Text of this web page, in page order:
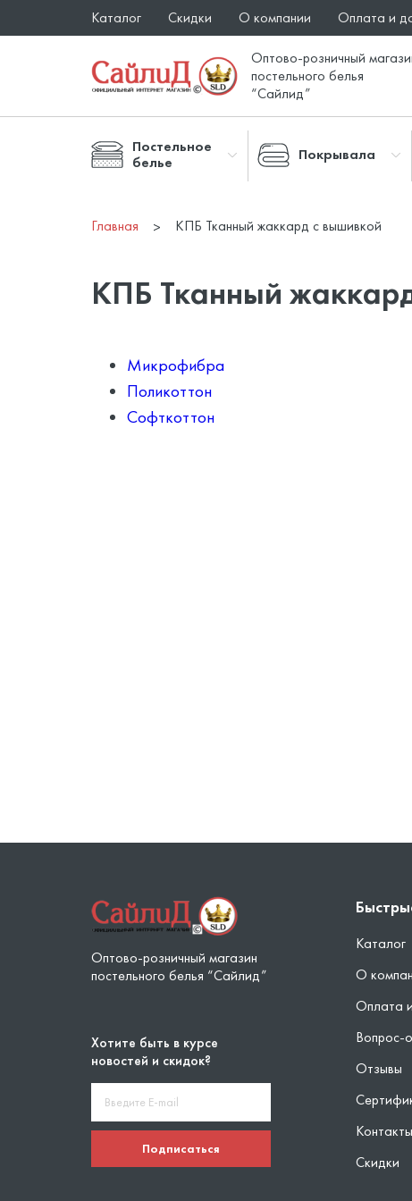
Каталог Скидки О компании Оплата и
Оптово-розничный
постельного белья
“Сайлид”
Постельное
белье
Покрывала
Главная КПБ Тканный жаккард с вышивкой
КПБ Тканный
Микрофибра
Поликоттон
Софткоттон
Оптово-розничный магазин
постельного белья “Сайлид”
Хотите быть в курсе
новостей и скидок?
Подписаться
Каталог
О
Оплата
Вопрос-
Отзывы
Контакты
Скидки